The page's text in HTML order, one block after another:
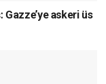
Gazze’ye askeri üs